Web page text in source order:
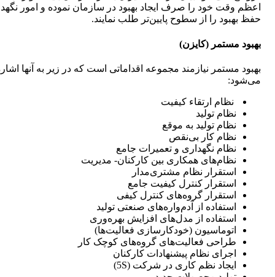
اعظم وقت خود را صرف ایجاد بهبود در سازمان نموده و امور
حفظ بهبود را از سطوح پایین‌تر طلب نمایند.
بهبود مستمر (کایزن)
بهبود مستمر نیازمند مجموعه اقداماتی است که در زیر به آنها
می‌شود: ‌
نظام ارتقاء کیفیت
نظام تولید
نظام تولید به موقع
نظام کار بی‌نقص
نظام نگهداری و تعمیرات جامع
نظام‌های همکاری بین کارکنان- مدیریت
استقرار نظام مشتری‌مدار
استقرار کنترل کیفیت جامع
استقرار گروه‌های کنترل کیفی
استفاده از آدم‌واره‌های صنعتی تولید
استفاده از مدل‌های افزایش بهره‌وری
اتوماسیون (خودکارسازی فعالیت‌ها)
طراحی فعالیت‌های گروه‌های کوچک کار
اجرای نظام پیشنهادات کارکنان
ایجاد نظم کاری در شرکت (5S)